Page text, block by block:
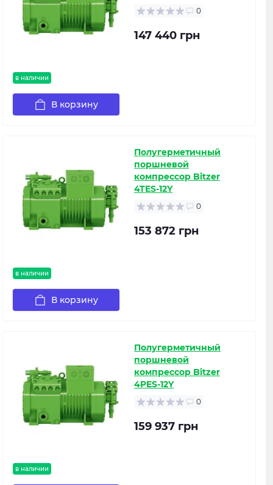
в наличии
0
147 440 грн
В корзину
в наличии
Полугерметичный
поршневой
компрессор Bitzer
4TES-12Y
0
153 872 грн
В корзину
в наличии
Полугерметичный
поршневой
компрессор Bitzer
4PES-12Y
0
159 937 грн